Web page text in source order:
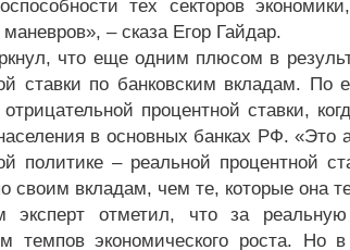
тех секторов
– сказа Егор Гайдар.
что еще одним плюсом в
ставки по банковским вкладам.
отрицательной процентной ставки,
в основных банках РФ. «Это
политике – реальной процентной
своим вкладам, чем те, которые она
эксперт отметил, что за реальную
темпов экономического роста. Но